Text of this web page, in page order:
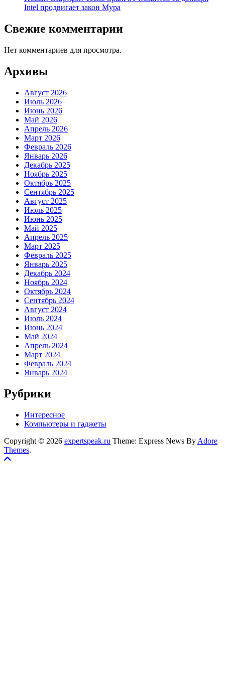
Intel продвигает закон Мура
Свежие комментарии
Нет комментариев для просмотра.
Архивы
Август 2026
Июль 2026
Июнь 2026
Май 2026
Апрель 2026
Март 2026
Февраль 2026
Январь 2026
Декабрь 2025
Ноябрь 2025
Октябрь 2025
Сентябрь 2025
Август 2025
Июль 2025
Июнь 2025
Май 2025
Апрель 2025
Март 2025
Февраль 2025
Январь 2025
Декабрь 2024
Ноябрь 2024
Октябрь 2024
Сентябрь 2024
Август 2024
Июль 2024
Июнь 2024
Май 2024
Апрель 2024
Март 2024
Февраль 2024
Январь 2024
Рубрики
Интересное
Компьютеры и гаджеты
Copyright © 2026 expertspeak.ru Theme: Express News By Adore
Themes.